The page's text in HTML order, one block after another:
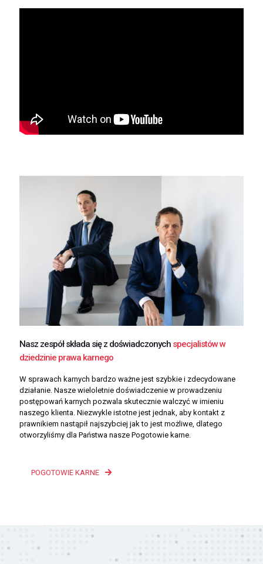
Nasz zespół składa się z doświadczonych specjalistów w
dziedzinie prawa karnego
W sprawach karnych bardzo ważne jest szybkie i zdecydowane
działanie. Nasze wieloletnie doświadczenie w prowadzeniu
postępowań karnych pozwala skutecznie walczyć w imieniu
naszego klienta. Niezwykle istotne jest jednak, aby kontakt z
prawnikiem nastąpił najszybciej jak to jest możliwe, dlatego
otworzyliśmy dla Państwa nasze Pogotowie karne.
POGOTOWIE KARNE